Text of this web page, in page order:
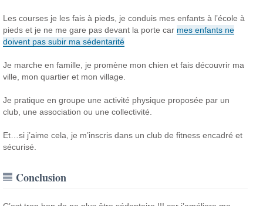
Les courses je les fais à pieds, je conduis mes enfants à l’école à
pieds et je ne me gare pas devant la porte car mes enfants ne
doivent pas subir ma sédentarité
Je marche en famille, je promène mon chien et fais découvrir ma
ville, mon quartier et mon village.
Je pratique en groupe une activité physique proposée par un
club, une association ou une collectivité.
Et…si j’aime cela, je m’inscris dans un club de fitness encadré et
sécurisé.
Conclusion